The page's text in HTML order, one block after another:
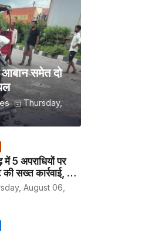
समेत दो
Thursday,
5 अपराधियों पर
की सख्त कार्रवाई, अब
थाने में लगानी होगी
August 06,